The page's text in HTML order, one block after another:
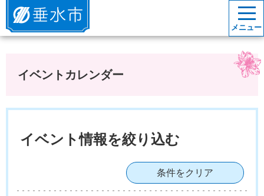
垂水市
メニュー
イベントカレンダー
イベント情報を絞り込む
条件をクリア